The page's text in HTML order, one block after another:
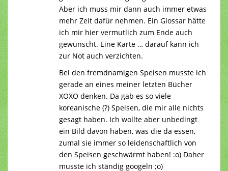
Aber ich muss mir dann auch immer etwas
mehr Zeit dafür nehmen. Ein Glossar hätte
ich mir hier vermutlich zum Ende auch
gewünscht. Eine Karte … darauf kann ich
zur Not auch verzichten.
Bei den fremdnamigen Speisen musste ich
gerade an eines meiner letzten Bücher
XOXO denken. Da gab es so viele
koreanische (?) Speisen, die mir alle nichts
gesagt haben. Ich wollte aber unbedingt
ein Bild davon haben, was die da essen,
zumal sie immer so leidenschaftlich von
den Speisen geschwärmt haben! :o) Daher
musste ich ständig googeln ;o)